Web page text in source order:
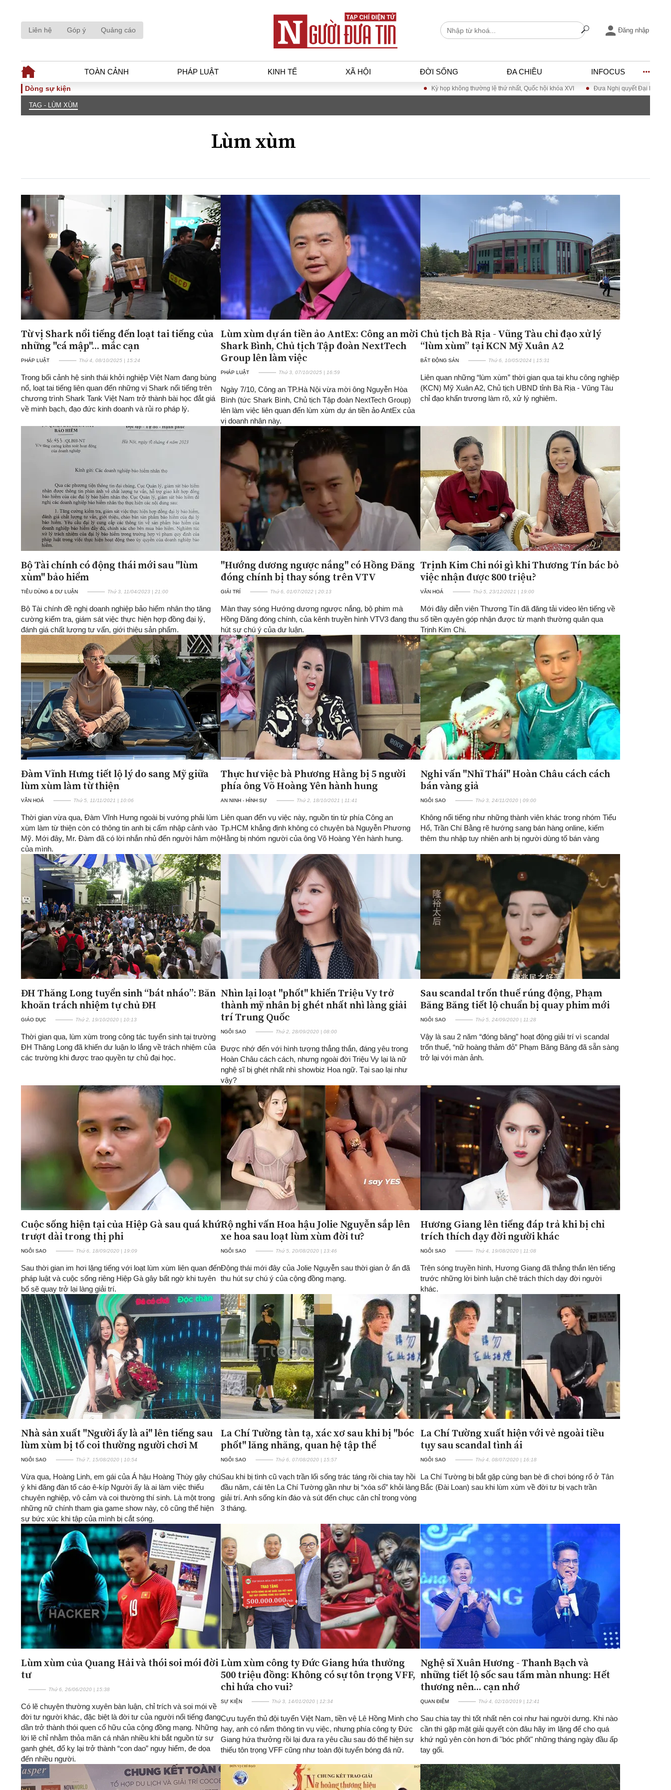
Liên hệ Góp ý Quảng cáo Đăng nhập
TOÀN CẢNH PHÁP LUẬT KINH TẾ XÃ HỘI ĐỜI SỐNG ĐA CHIỀU INFOCUS
TOÀN CẢNH
Thế giới
Góc nhìn luật gia
An ninh - Hình sự
Xu hướng thị trường
Tiêu dùng và dư luận
Công nghệ
Giao thông – Đô thị
ĐA CHIỀU
Quan điểm
Xi nhan Trái Phải
Bạn đọc viết
INFOCUS
Đăng ký tin tức mới
Dòng sự kiện Kỳ họp không thường lệ thứ nhất, Quốc hội khóa XVI Đưa Nghị quyết Đại hội Đảng XIV vào cuộc
TAG - LÙM XÙM
Lùm xùm
Từ vị Shark nổi tiếng đến loạt tai tiếng của
những "cá mập"... mắc cạn
PHÁP LUẬT Thứ 4, 08/10/2025 | 15:24
Trong bối cảnh hệ sinh thái khởi nghiệp Việt Nam đang bùng
nổ, loạt tai tiếng liên quan đến những vị Shark nổi tiếng trên
chương trình Shark Tank Việt Nam trở thành bài học đắt giá
về minh bạch, đạo đức kinh doanh và rủi ro pháp lý.
Lùm xùm dự án tiền ảo AntEx: Công an mời
Shark Bình, Chủ tịch Tập đoàn NextTech
Group lên làm việc
PHÁP LUẬT Thứ 3, 07/10/2025 | 16:59
Ngày 7/10, Công an TP.Hà Nội vừa mời ông Nguyễn Hòa
Bình (tức Shark Bình, Chủ tịch Tập đoàn NextTech Group)
lên làm việc liên quan đến lùm xùm dự án tiền ảo AntEx của
vị doanh nhân này.
Chủ tịch Bà Rịa - Vũng Tàu chỉ đạo xử lý
“lùm xùm” tại KCN Mỹ Xuân A2
BẤT ĐỘNG SẢN Thứ 6, 10/05/2024 | 15:31
Liên quan những “lùm xùm” thời gian qua tại khu công nghiệp
(KCN) Mỹ Xuân A2, Chủ tịch UBND tỉnh Bà Rịa - Vũng Tàu
chỉ đạo khẩn trương làm rõ, xử lý nghiêm.
Bộ Tài chính có động thái mới sau "lùm
xùm" bảo hiểm
TIÊU DÙNG & DƯ LUẬN Thứ 3, 11/04/2023 | 21:00
Bộ Tài chính đề nghị doanh nghiệp bảo hiểm nhân thọ tăng
cường kiểm tra, giám sát việc thực hiện hợp đồng đại lý,
đánh giá chất lượng tư vấn, giới thiệu sản phẩm.
"Hướng dương ngược nắng" có Hồng Đăng
đóng chính bị thay sóng trên VTV
GIẢI TRÍ Thứ 6, 01/07/2022 | 20:13
Màn thay sóng Hướng dương ngược nắng, bộ phim mà
Hồng Đăng đóng chính, của kênh truyền hình VTV3 đang thu
hút sự chú ý của dư luận.
Trịnh Kim Chi nói gì khi Thương Tín bác bỏ
việc nhận được 800 triệu?
VĂN HOÁ Thứ 5, 23/12/2021 | 19:00
Mới đây diễn viên Thương Tín đã đăng tải video lên tiếng về
số tiền quyên góp nhận được từ mạnh thường quân qua
Trịnh Kim Chi.
Đàm Vĩnh Hưng tiết lộ lý do sang Mỹ giữa
lùm xùm làm từ thiện
VĂN HOÁ Thứ 5, 11/11/2021 | 10:06
Thời gian vừa qua, Đàm Vĩnh Hưng ngoài bị vướng phải lùm
xùm làm từ thiện còn có thông tin anh bị cấm nhập cảnh vào
Mỹ. Mới đây, Mr. Đàm đã có lời nhắn nhủ đến người hâm mộ
của mình.
Thực hư việc bà Phương Hằng bị 5 người
phía ông Võ Hoàng Yên hành hung
AN NINH - HÌNH SỰ Thứ 2, 18/10/2021 | 11:41
Liên quan đến vụ việc này, nguồn tin từ phía Công an
Tp.HCM khẳng định không có chuyện bà Nguyễn Phương
Hằng bị nhóm người của ông Võ Hoàng Yên hành hung.
Nghi vấn "Nhĩ Thái" Hoàn Châu cách cách
bán vàng giả
NGÔI SAO Thứ 3, 24/11/2020 | 09:00
Không nổi tiếng như những thành viên khác trong nhóm Tiểu
Hổ, Trần Chí Bằng rẽ hướng sang bán hàng online, kiếm
thêm thu nhập tuy nhiên anh bị người dùng tố bán vàng
ĐH Thăng Long tuyển sinh “bát nháo”: Băn
khoăn trách nhiệm tự chủ ĐH
GIÁO DỤC Thứ 2, 19/10/2020 | 10:13
Thời gian qua, lùm xùm trong công tác tuyển sinh tại trường
ĐH Thăng Long đã khiến dư luận lo lắng về trách nhiệm của
các trường khi được trao quyền tự chủ đại học.
Nhìn lại loạt "phốt" khiến Triệu Vy trở
thành mỹ nhân bị ghét nhất nhì làng giải
trí Trung Quốc
NGÔI SAO Thứ 2, 28/09/2020 | 08:00
Được nhớ đến với hình tượng thẳng thắn, đáng yêu trong
Hoàn Châu cách cách, nhưng ngoài đời Triệu Vy lại là nữ
nghệ sĩ bị ghét nhất nhì showbiz Hoa ngữ. Tại sao lại như
vậy?
Sau scandal trốn thuế rúng động, Phạm
Băng Băng tiết lộ chuẩn bị quay phim mới
NGÔI SAO Thứ 5, 24/09/2020 | 11:28
Vậy là sau 2 năm “đóng băng” hoạt động giải trí vì scandal
trốn thuế, “nữ hoàng thảm đỏ” Phạm Băng Băng đã sẵn sàng
trở lại với màn ảnh.
Cuộc sống hiện tại của Hiệp Gà sau quá khứ
trượt dài trong thị phi
NGÔI SAO Thứ 6, 18/09/2020 | 19:09
Sau thời gian im hơi lặng tiếng với loạt lùm xùm liên quan đến
pháp luật và cuộc sống riêng Hiệp Gà gây bất ngờ khi tuyên
bố sẽ quay trở lại làng giải trí.
Rộ nghi vấn Hoa hậu Jolie Nguyễn sắp lên
xe hoa sau loạt lùm xùm đời tư?
NGÔI SAO Thứ 5, 20/08/2020 | 13:46
Động thái mới đây của Jolie Nguyễn sau thời gian ở ẩn đã
thu hút sự chú ý của cộng đồng mạng.
Hương Giang lên tiếng đáp trả khi bị chỉ
trích thích dạy đời người khác
NGÔI SAO Thứ 4, 19/08/2020 | 11:08
Trên sóng truyền hình, Hương Giang đã thẳng thắn lên tiếng
trước những lời bình luận chê trách thích dạy đời người
khác.
Nhà sản xuất "Người ấy là ai" lên tiếng sau
lùm xùm bị tố coi thường người chơi M
NGÔI SAO Thứ 7, 15/08/2020 | 10:54
Vừa qua, Hoàng Linh, em gái của Á hậu Hoàng Thùy gây chú
ý khi đăng đàn tố cáo ê-kíp Người ấy là ai làm việc thiếu
chuyên nghiệp, vô cảm và coi thường thí sinh. Là một trong
những nữ chính tham gia game show này, cô cũng thể hiện
sự bức xúc khi tập của mình bị cắt sóng.
La Chí Tường tàn tạ, xác xơ sau khi bị "bóc
phốt" lăng nhăng, quan hệ tập thể
NGÔI SAO Thứ 6, 07/08/2020 | 15:57
Sau khi bị tình cũ vạch trần lối sống trác táng rồi chia tay hồi
đầu năm, cái tên La Chí Tường gần như bị “xóa sổ” khỏi làng
giải trí. Anh sống kín đáo và sút đến chục cân chỉ trong vòng
3 tháng.
La Chí Tường xuất hiện với vẻ ngoài tiều
tụy sau scandal tình ái
NGÔI SAO Thứ 4, 08/07/2020 | 16:18
La Chí Tường bị bắt gặp cùng bạn bè đi chơi bóng rổ ở Tân
Bắc (Đài Loan) sau khi lùm xùm về đời tư bị vạch trần
Lùm xùm của Quang Hải và thói soi mói đời
tư
Thứ 6, 26/06/2020 | 15:38
Có lẽ chuyện thường xuyên bàn luận, chỉ trích và soi mói về
đời tư người khác, đặc biệt là đời tư của người nổi tiếng đang
dần trở thành thói quen cố hữu của cộng đồng mạng. Những
lời lẽ chỉ nhằm thỏa mãn cá nhân nhiều khi bắt nguồn từ sự
ganh ghét, đố kỵ lại trở thành “con dao” nguy hiểm, đe dọa
đến nhiều người.
Lùm xùm công ty Đức Giang hứa thưởng
500 triệu đồng: Không có sự tôn trọng VFF,
chỉ hứa cho vui?
SỰ KIỆN Thứ 3, 14/01/2020 | 12:34
Cựu tuyển thủ đội tuyển Việt Nam, tiền vệ Lê Hồng Minh cho
hay, anh có nắm thông tin vụ việc, nhưng phía công ty Đức
Giang hứa thưởng rồi lại đưa ra yêu cầu sau đó thể hiện sự
thiếu tôn trọng VFF cũng như toàn đội tuyển bóng đá nữ.
Nghệ sĩ Xuân Hương - Thanh Bạch và
những tiết lộ sốc sau tấm màn nhung: Hết
thương nên... cạn nhớ
QUAN ĐIỂM Thứ 4, 02/10/2019 | 12:41
Sau chia tay thì tốt nhất nên coi như hai người dưng. Khi nào
cần thì gặp mặt giải quyết còn đâu hãy im lặng để cho quá
khứ ngủ yên còn hơn đi "bóc phốt" những tháng ngày đầu ấp
tay gối.